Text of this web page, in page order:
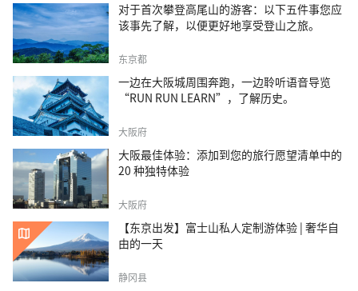
对于首次攀登高尾山的游客：以下五件事您应
该事先了解，以便更好地享受登山之旅。
东京都
一边在大阪城周围奔跑，一边聆听语音导览
“RUN RUN LEARN”，了解历史。
大阪府
大阪最佳体验：添加到您的旅行愿望清单中的
20 种独特体验
大阪府
【东京出发】富士山私人定制游体验 | 奢华自
由的一天
静冈县